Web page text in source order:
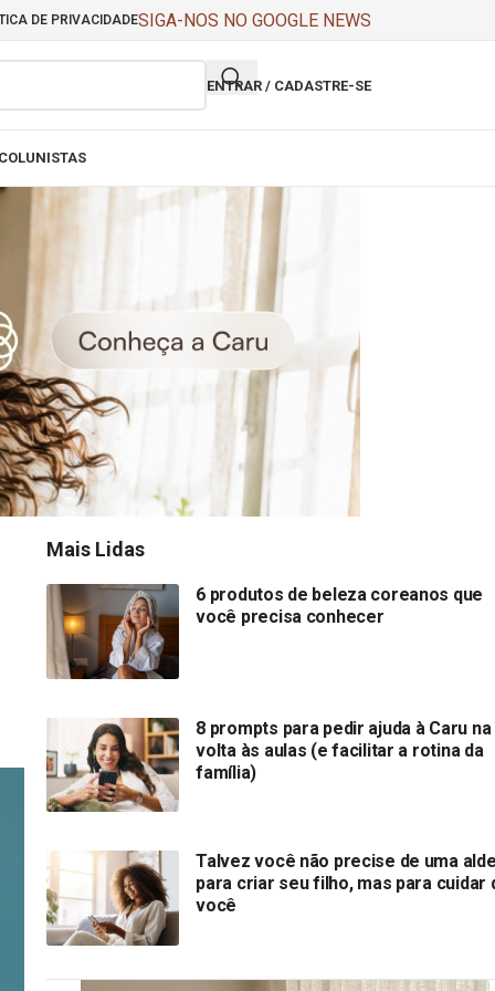
DE PRIVACIDADESIGA-NOS NO GOOGLE NEWS
ENTRAR / CADASTRE-SE
Mais Lidas
6 produtos de beleza coreanos que
você precisa conhecer
8 prompts para pedir ajuda à Caru na
volta às aulas (e facilitar a rotina da
família)
Talvez você não precise de uma
para criar seu filho, mas para cuidar
você